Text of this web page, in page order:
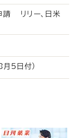
請 リリー、日米
8月5日付）